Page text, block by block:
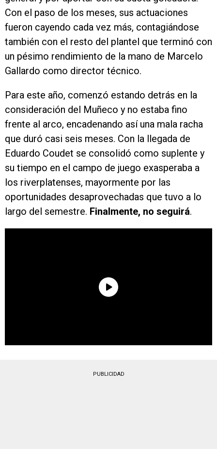
Con el paso de los meses, sus actuaciones
fueron cayendo cada vez más, contagiándose
también con el resto del plantel que terminó con
un pésimo rendimiento de la mano de Marcelo
Gallardo como director técnico.
Para este año, comenzó estando detrás en la
consideración del Muñeco y no estaba fino
frente al arco, encadenando así una mala racha
que duró casi seis meses. Con la llegada de
Eduardo Coudet se consolidó como suplente y
su tiempo en el campo de juego exasperaba a
los riverplatenses, mayormente por las
oportunidades desaprovechadas que tuvo a lo
largo del semestre. Finalmente, no seguirá.
PUBLICIDAD